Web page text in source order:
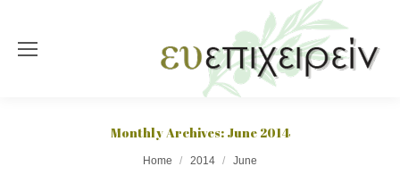
Monthly Archives: June 2014
Home 2014 June